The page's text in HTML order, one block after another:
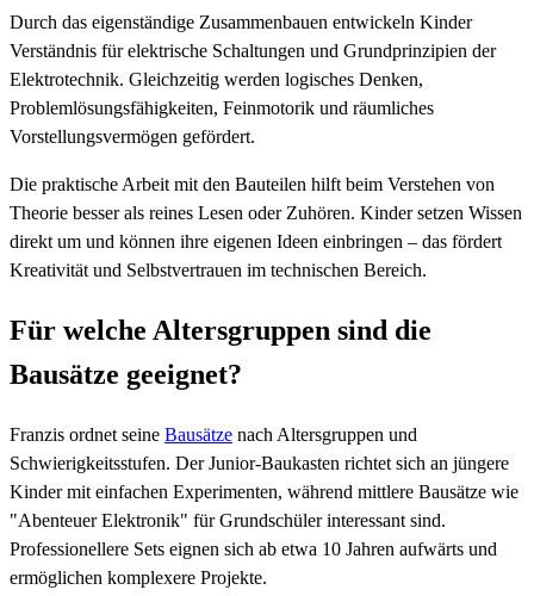
Durch das eigenständige Zusammenbauen entwickeln Kinder
Verständnis für elektrische Schaltungen und Grundprinzipien der
Elektrotechnik. Gleichzeitig werden logisches Denken,
Problemlösungsfähigkeiten, Feinmotorik und räumliches
Vorstellungsvermögen gefördert.
Die praktische Arbeit mit den Bauteilen hilft beim Verstehen von
Theorie besser als reines Lesen oder Zuhören. Kinder setzen Wissen
direkt um und können ihre eigenen Ideen einbringen – das fördert
Kreativität und Selbstvertrauen im technischen Bereich.
Für welche Altersgruppen sind die
Bausätze geeignet?
Franzis ordnet seine Bausätze nach Altersgruppen und
Schwierigkeitsstufen. Der Junior-Baukasten richtet sich an jüngere
Kinder mit einfachen Experimenten, während mittlere Bausätze wie
"Abenteuer Elektronik" für Grundschüler interessant sind.
Professionellere Sets eignen sich ab etwa 10 Jahren aufwärts und
ermöglichen komplexere Projekte.